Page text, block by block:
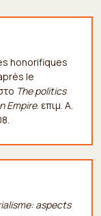
honorifiques
le
The politics
Empire. επιμ. Α.
aspects